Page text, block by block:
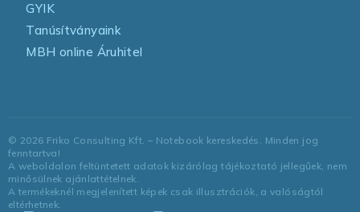
GYIK
Tanúsítványaink
MBH online Áruhitel
© 2026 Friko Consulting Kft. – Notebook kereskedés. Minden jog
fenntartva!
A weboldalon feltüntetett adatok kizárólag tájékoztató jellegűek, nem
minősülnek ajánlattételnek.
A termékeknél megjelenített képek csak illusztrációk, a valóságtól
eltérhetnek.